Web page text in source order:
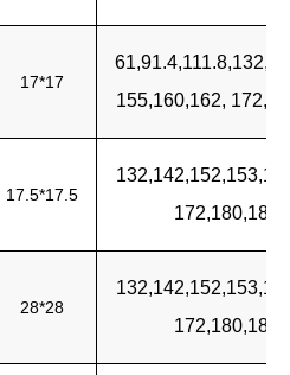
17*17
155,160,162,
17.5*17.5
132,142,152,153,
28*28
132,142,152,153,